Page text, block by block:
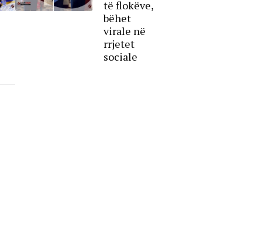
të flokëve,
bëhet
virale në
rrjetet
sociale